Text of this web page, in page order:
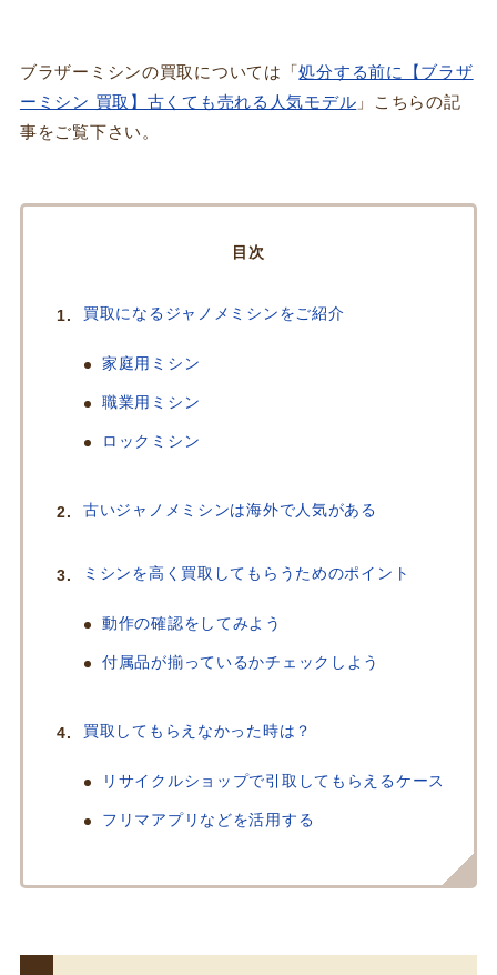
ブラザーミシンの買取については「処分する前に【ブラザ
ーミシン 買取】古くても売れる人気モデル 」こちらの記
事をご覧下さい。
目次
買取になるジャノメミシンをご紹介
家庭用ミシン
職業用ミシン
ロックミシン
古いジャノメミシンは海外で人気がある
ミシンを高く買取してもらうためのポイント
動作の確認をしてみよう
付属品が揃っているかチェックしよう
買取してもらえなかった時は？
リサイクルショップで引取してもらえるケース
フリマアプリなどを活用する